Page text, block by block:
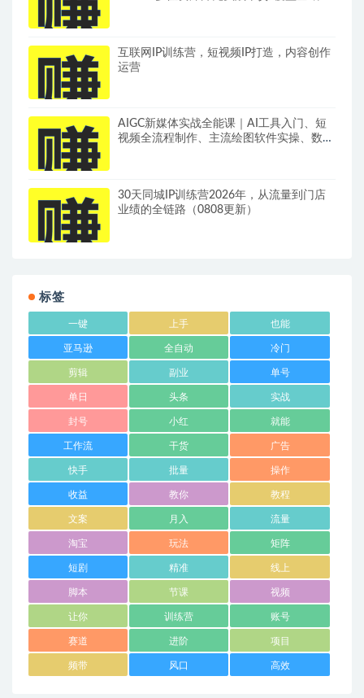
互联网IP训练营，短视频IP打造，内容创作
运营
AIGC新媒体实战全能课｜AI工具入门、短
视频全流程制作、主流绘图软件实操、数字
30天同城IP训练营2026年，从流量到门店
业绩的全链路（0808更新）
标签
一键 上手 也能
亚马逊 全自动 冷门
剪辑 副业 单号
单日 头条 实战
封号 小红 就能
工作流 干货 广告
快手 批量 操作
收益 教你 教程
文案 月入 流量
淘宝 玩法 矩阵
短剧 精准 线上
脚本 节课 视频
让你 训练营 账号
赛道 进阶 项目
频带 风口 高效